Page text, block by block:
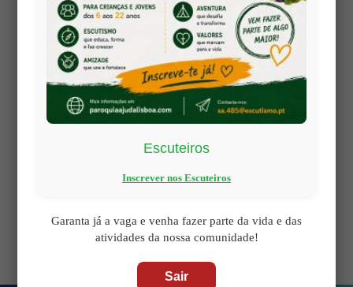
Views: 1
Escuteiros
Inscrever nos Escuteiros
Garanta já a vaga e venha fazer parte da vida e das
atividades da nossa comunidade!
Sair